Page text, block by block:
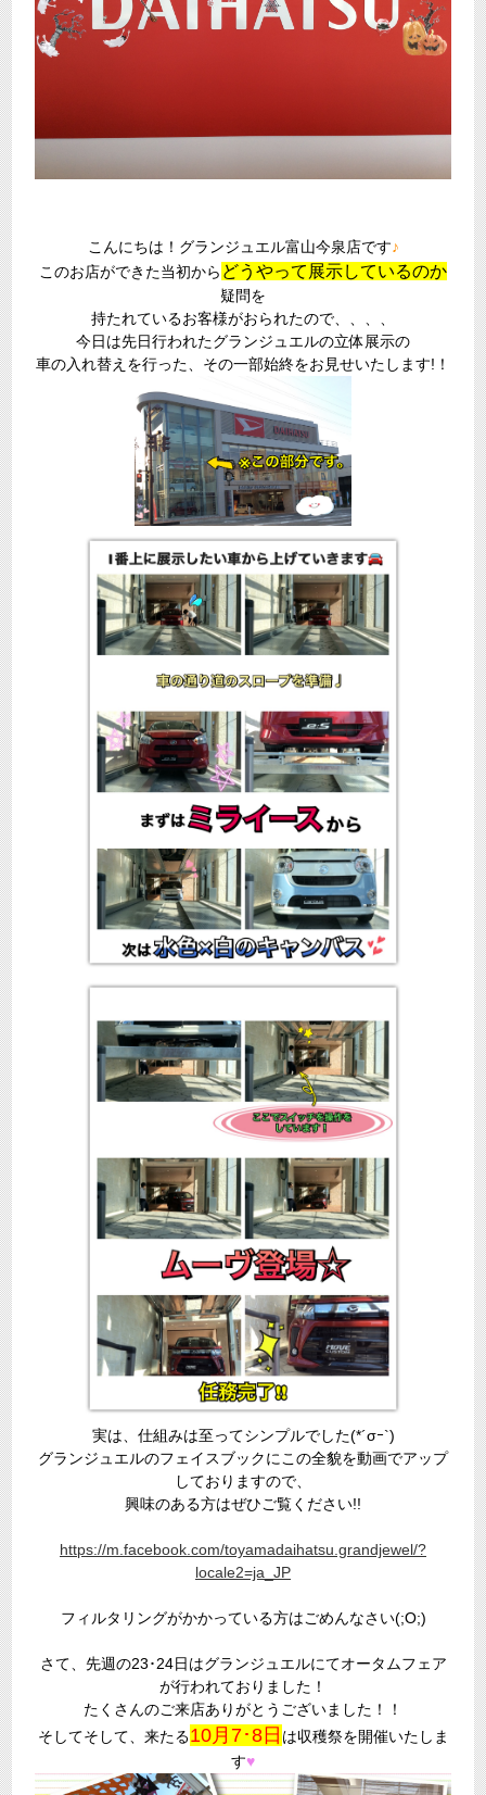
こんにちは！グランジュエル富山今泉店です♪
このお店ができた当初から どうやって展示しているのか
疑問を
持たれているお客様がおられたので、、、、
今日は先日行われたグランジュエルの立体展示の
車の入れ替えを行った、その一部始終をお見せいたします!！
実は、仕組みは至ってシンプルでした(*´σｰ`)
グランジュエルのフェイスブックにこの全貌を動画でアップ
しておりますので、
興味のある方はぜひご覧ください!!
https://m.facebook.com/toyamadaihatsu.grandjewel/?
locale2=ja_JP
フィルタリングがかかっている方はごめんなさい(;O;)
さて、先週の23･24日はグランジュエルにてオータムフェア
が行われておりました！
たくさんのご来店ありがとうございました！！
そしてそして、来たる10月7･8日 は収穫祭を開催いたしま
す♥